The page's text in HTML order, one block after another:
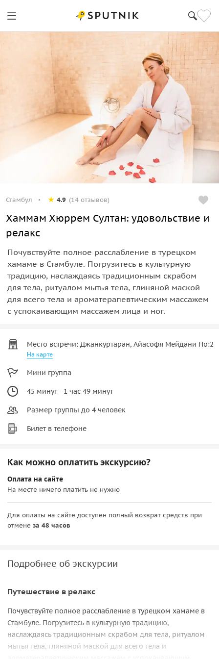
Стамбул 4.9 (14 отзывов)
Хаммам Хюррем Султан: удовольствие и
релакс
Почувствуйте полное расслабление в турецком
хамаме в Стамбуле. Погрузитесь в культурную
традицию, наслаждаясь традиционным скрабом
для тела, ритуалом мытья тела, глиняной маской
для всего тела и ароматерапевтическим массажем
с успокаивающим массажем лица и ног.
Место встречи: Джанкуртаран, Айасофя Мейдани Но:2
На карте
Мини группа
45 минут - 1 час 49 минут
Размер группы до 4 человек
Билет в телефоне
Как можно оплатить экскурсию?
Оплата на сайте
На месте ничего платить не нужно
Для оплаты на сайте доступен полный возврат средств при
отмене за 48 часов
Подробнее об экскурсии
Путешествие в релакс
Почувствуйте полное расслабление в турецком хамаме в
Стамбуле. Погрузитесь в культурную традицию,
наслаждаясь традиционным скрабом для тела, ритуалом
мытья тела, глиняной маской для всего тела и